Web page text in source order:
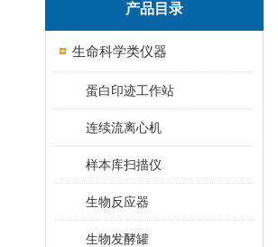
产品目录
生命科学类仪器
蛋白印迹工作站
连续流离心机
样本库扫描仪
生物反应器
生物发酵罐